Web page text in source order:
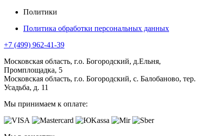
Политики
Политика обработки персональных данных
+7 (499) 962-41-39
Московская область, г.о. Богородский, д.Ельня,
Промплощадка, 5
Московская область, г.о. Богородский, с. Балобаново, тер.
Усадьба, д. 11
Мы принимаем к оплате: